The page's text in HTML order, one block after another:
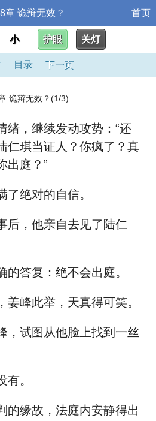
章 诡辩无效？ 首页
小 护眼 关灯
目录 下一页
诡辩无效？(1/3)
绪，继续发动攻势：“还
仁琪当证人？你疯了？真
出庭？”
了绝对的自信。
后，他亲自去见了陆仁
的答复：绝不会出庭。
姜峰此举，天真得可笑。
，试图从他脸上找到一丝
有。
的缘故，法庭内安静得出